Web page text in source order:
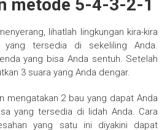
metode 5-4-3-2-1
lihatlah lingkungan kira-kira
tersedia di sekeliling Anda.
yang bisa Anda sentuh. Setelah
3 suara yang Anda dengar.
mengatakan 2 bau yang dapat Anda
yang tersedia di lidah Anda. Cara
yang satu ini diyakini dapat